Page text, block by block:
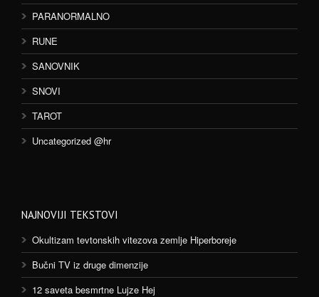
PARANORMALNO
RUNE
SANOVNIK
SNOVI
TAROT
Uncategorized @hr
NAJNOVIJI TEKSTOVI
Okultizam tevtonskih vitezova zemlje Hiperboreje
Bučni TV iz druge dimenzije
12 saveta besmrtne Lujze Hej